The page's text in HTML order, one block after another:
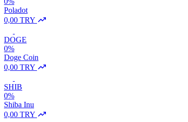
Poladot
0,00 TRY
DOGE
0%
Doge Coin
0,00 TRY
SHIB
0%
Shiba Inu
0,00 TRY